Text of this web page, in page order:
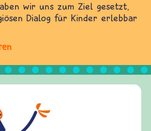
wir uns zum Ziel gesetzt,
Dialog für Kinder erlebbar